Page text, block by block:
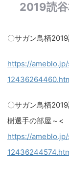
2019読
〇サガン鳥栖
https://
〇サガン鳥栖
樹選手の部屋～<
https://